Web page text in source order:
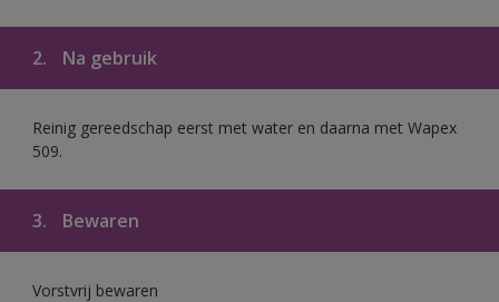
2. Na gebruik
Reinig gereedschap eerst met water en daarna met Wapex
509.
3. Bewaren
Vorstvrij bewaren